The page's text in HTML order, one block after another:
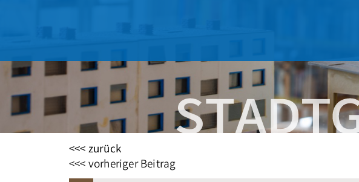
<<< zurück
Beitragsnavigation
<<< vorheriger Beitrag